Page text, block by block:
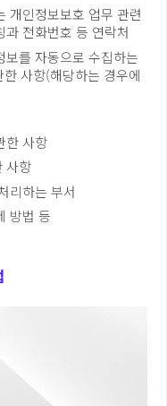
개인정보보호 업무 관련
전화번호 등 연락처
를 자동으로 수집하는
사항(해당하는 경우에
한 사항
사항
리하는 부서
방법 등